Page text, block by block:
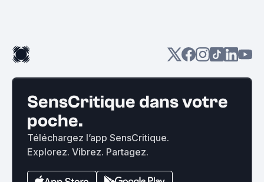
SensCritique dans votre
poche.
Téléchargez l’app SensCritique.
Explorez. Vibrez. Partagez.